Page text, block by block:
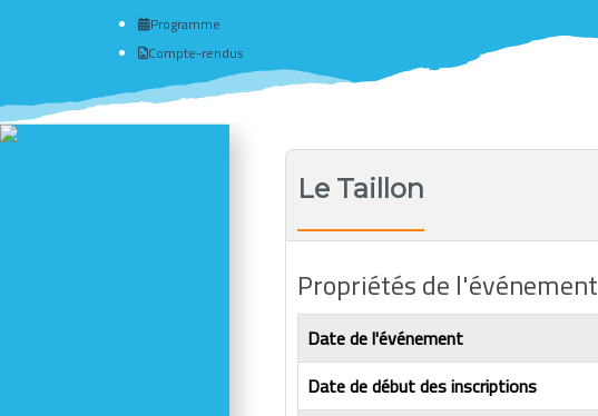
Programme
Compte-rendus
Le Taillon
Propriétés de l'événement
Date de l'événement
Date de début des inscriptions